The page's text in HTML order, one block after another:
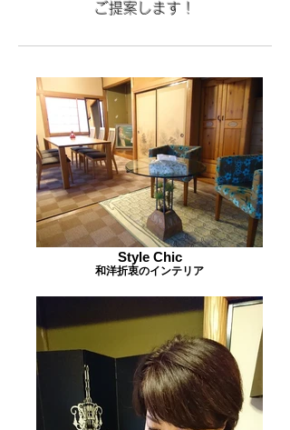
ご提案します！
Style Chic
和洋折衷のインテリア